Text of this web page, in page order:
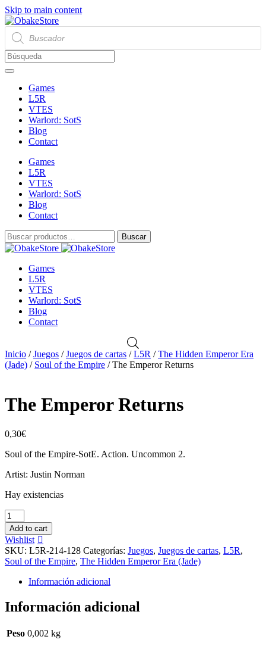
Skip to main content
Búsqueda
de
productos
Games
L5R
VTES
Warlord: SotS
Blog
Contact
Games
L5R
VTES
Warlord: SotS
Blog
Contact
Buscar
por:
Buscar
Games
L5R
VTES
Warlord: SotS
Blog
Contact
Inicio /Juegos /Juegos de cartas /L5R /The Hidden Emperor Era
(Jade) / Soul of the Empire / The Emperor Returns
The Emperor Returns
0,30€
Soul of the Empire-SotE. Action. Uncommon 2.
Artist: Justin Norman
Hay existencias
The
Emperor
Returns
cantidad
Add to cart
Wishlist
SKU: L5R-214-128 Categorías: Juegos, Juegos de cartas, L5R,
Soul of the Empire, The Hidden Emperor Era (Jade)
Información adicional
Información adicional
Peso 0,002 kg